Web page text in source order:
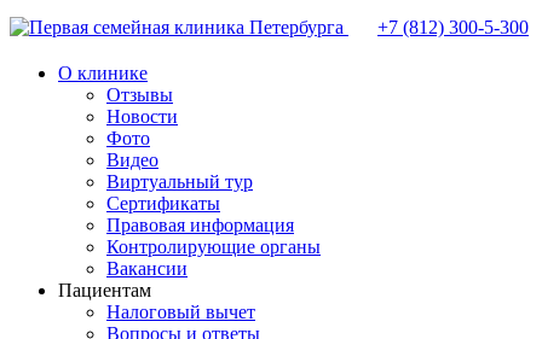
+7 (812) 300-5-300
О клинике
Отзывы
Новости
Фото
Видео
Виртуальный тур
Сертификаты
Правовая информация
Контролирующие органы
Вакансии
Пациентам
Налоговый вычет
Вопросы и ответы